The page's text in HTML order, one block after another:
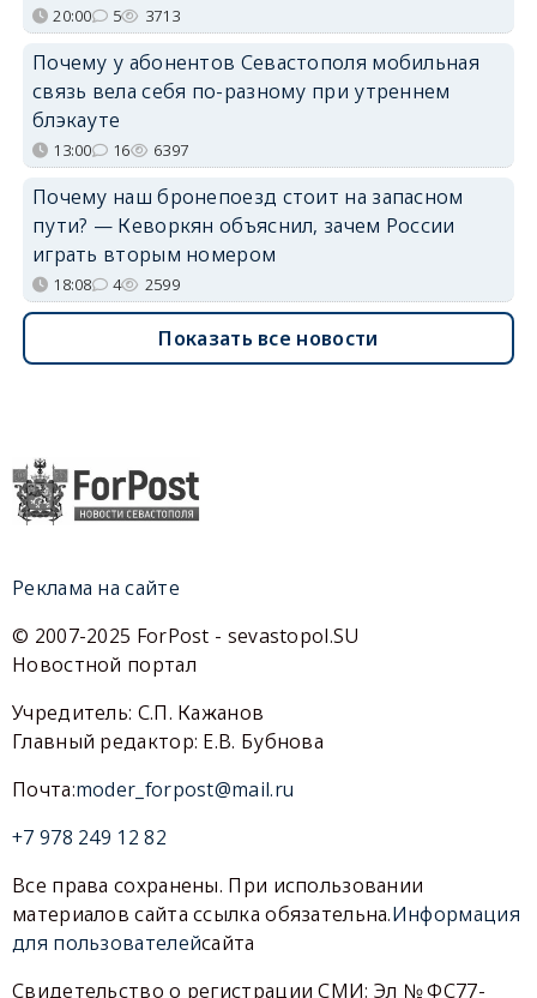
20:00 5 3713
Почему у абонентов Севастополя мобильная
связь вела себя по-разному при утреннем
блэкауте
13:00 16 6397
Почему наш бронепоезд стоит на запасном
пути? — Кеворкян объяснил, зачем России
играть вторым номером
18:08 4 2599
Показать все новости
Реклама на сайте
© 2007-2025 ForPost - sevastopol.SU
Новостной портал
Учредитель: С.П. Кажанов
Главный редактор: Е.В. Бубнова
Почта:moder_forpost@mail.ru
+7 978 249 12 82
Все права сохранены. При использовании
материалов сайта ссылка обязательна.Информация
для пользователейсайта
Свидетельство о регистрации СМИ: Эл № ФС77-